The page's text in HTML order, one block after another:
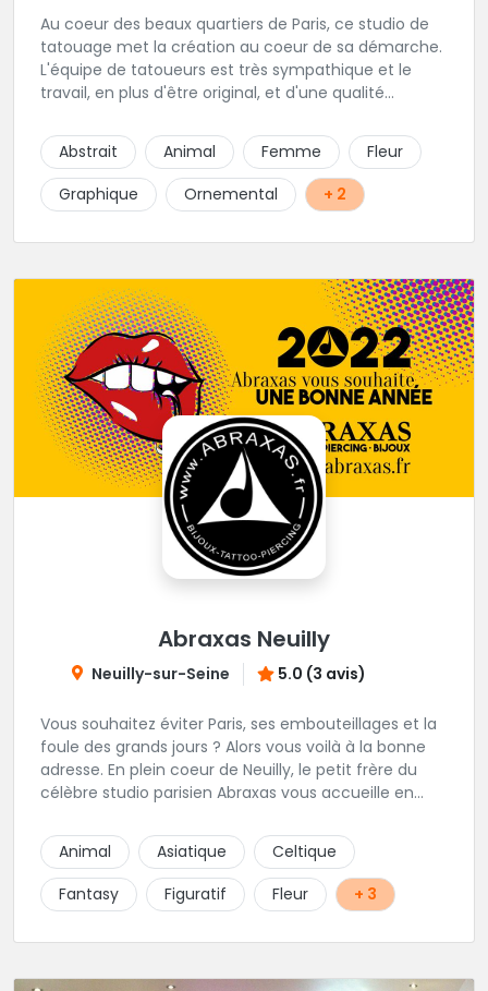
Au coeur des beaux quartiers de Paris, ce studio de
tatouage met la création au coeur de sa démarche.
L'équipe de tatoueurs est très sympathique et le
travail, en plus d'être original, et d'une qualité
également proposé. Une adresse de premier choix!
Abstrait Animal Femme
Fleur
Graphique
Ornemental + 2
Abraxas Neuilly
Neuilly-sur-Seine 5.0 (3 avis)
Vous souhaitez éviter Paris, ses embouteillages et la
foule des grands jours ? Alors vous voilà à la bonne
adresse. En plein coeur de Neuilly, le petit frère du
célèbre studio parisien Abraxas vous accueille en
triés sur le volet pour vous offrir un large choix de
styles avec une qualité et une créativité
irréprochables.
Animal Asiatique
Celtique
Fantasy
Figuratif Fleur + 3